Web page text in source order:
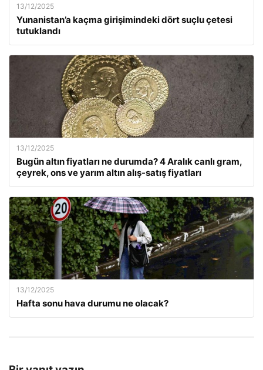
13/12/2025
Yunanistan’a kaçma girişimindeki dört suçlu çetesi
tutuklandı
13/12/2025
Bugün altın fiyatları ne durumda? 4 Aralık canlı gram,
çeyrek, ons ve yarım altın alış-satış fiyatları
13/12/2025
Hafta sonu hava durumu ne olacak?